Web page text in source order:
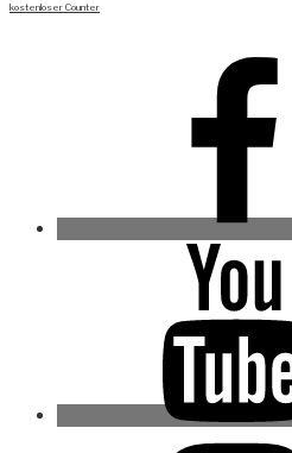
kostenloser Counter